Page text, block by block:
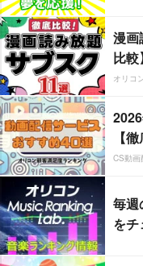
漫画
比較
オリコ
【
CS動画
毎週
をチ